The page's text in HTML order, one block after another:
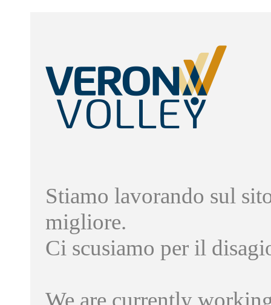
Stiamo lavorando sul
migliore.
Ci scusiamo per il
We are currently